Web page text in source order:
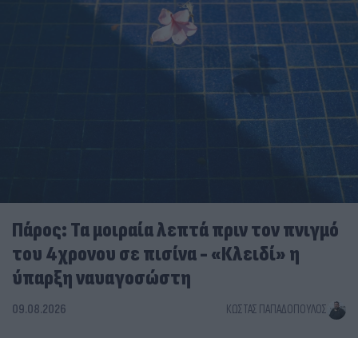
Πάρος: Τα μοιραία λεπτά πριν τον πνιγμό
του 4χρονου σε πισίνα - «Κλειδί» η
ύπαρξη ναυαγοσώστη
09.08.2026 ΚΏΣΤΑΣ ΠΑΠΑΔΌΠΟΥΛΟΣ